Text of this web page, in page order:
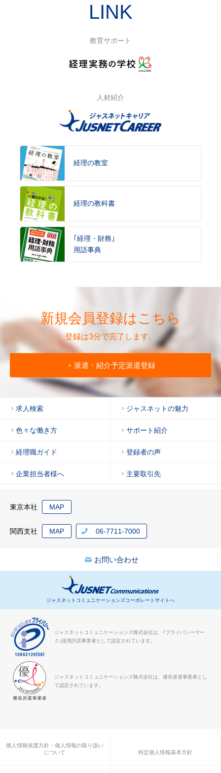
「10/15(土)「横浜」個別転職相談会」を開催します。
「9/16(土)「横浜」個別転職相談会」を開催します。
2022年6月29日
「7/16(土)「横浜」個別転職相談会」を開催します。
2022年5月23日
「6/18(土)「横浜」個別転職相談会」を開催します。
2022年4月21日
「5/21(土)「横浜」個別転職相談会」を開催します。
あなたもご友人も貰えるチャンス！「ご友人紹介キャンペ
2022年3月21日
「4/16(土)「横浜」個別転職相談会」を開催します。
『マイページのログインに関する障害』についてのお詫び
と復旧に関するお知らせ
「3/19(土)「横浜」個別転職相談会」を開催します。
2022年2月15日
『マイページのログインに関する障害』についてのお詫び
2022年1月17日
「年明けの確定申告で一気に稼ぐ！青色申告会のお仕事と
は」を更新しました。
「1/15(土)「横浜」個別転職相談会」を開催します。
2021年12月13日
2021年12月29日（水）～2022年1月4日（火）の間、冬季
休業とさせていただきます。
2021年11月22日
「12/18(土)「横浜」個別転職相談会」を開催します。
LINK
教育サポート
人材紹介
経理の教室
経理の教科書
｢経理・財務｣
用語事典
新規会員登録はこちら
登録は3分で完了します。
派遣・紹介予定派遣登録
求人検索 ジャスネットの魅力
色々な働き方 サポート紹介
経理職ガイド 登録者の声
企業担当者様へ 主要取引先
東京本社 MAP
関西支社 MAP 06-7711-7000
お問い合わせ
ジャスネットコミュニケーションズコーポレートサイトへ
ジャスネットコミュニケーションズ株式会社は、｢プライバシーマー
ク｣使用許諾事業者として認定されています。
ジャスネットコミュニケーションズ株式会社は、優良派遣事業者とし
て認定されています。
個人情報保護方針・個人情報の取り扱い
について
特定個人情報基本方針